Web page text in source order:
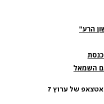
הרע"
השמאל
של ערוץ 7